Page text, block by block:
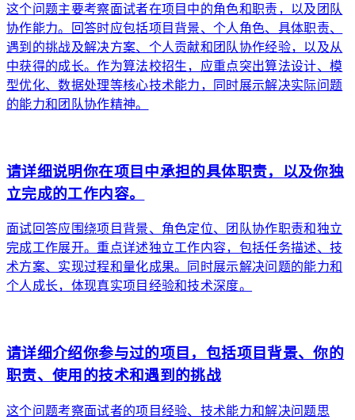
这个问题主要考察面试者在项目中的角色和职责，以及团队
协作能力。回答时应包括项目背景、个人角色、具体职责、
遇到的挑战及解决方案、个人贡献和团队协作经验，以及从
中获得的成长。作为算法校招生，应重点突出算法设计、模
型优化、数据处理等核心技术能力，同时展示解决实际问题
的能力和团队协作精神。
请详细说明你在项目中承担的具体职责，以及你独
立完成的工作内容。
面试回答应围绕项目背景、角色定位、团队协作职责和独立
完成工作展开。重点详述独立工作内容，包括任务描述、技
术方案、实现过程和量化成果。同时展示解决问题的能力和
个人成长，体现真实项目经验和技术深度。
请详细介绍你参与过的项目，包括项目背景、你的
职责、使用的技术和遇到的挑战
这个问题考察面试者的项目经验、技术能力和解决问题思